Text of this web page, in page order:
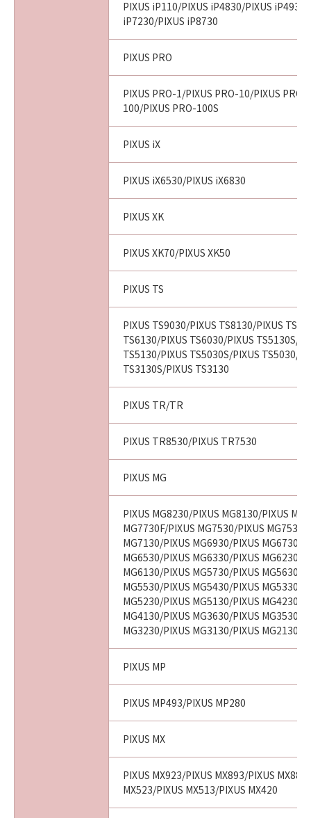
PIXUS iP110/PIXUS iP4830/PIXUS iP4930/
iP7230/PIXUS iP8730
PIXUS PRO
PIXUS PRO-1/PIXUS PRO-10/PIXUS PRO-
100/PIXUS PRO-100S
PIXUS iX
PIXUS iX6530/PIXUS iX6830
PIXUS XK
PIXUS XK70/PIXUS XK50
PIXUS TS
PIXUS TS9030/PIXUS TS8130/PIXUS
TS6130/PIXUS TS6030/PIXUS TS5130S/
TS5130/PIXUS TS5030S/PIXUS TS5030/
TS3130S/PIXUS TS3130
PIXUS TR/TR
PIXUS TR8530/PIXUS TR7530
PIXUS MG
PIXUS MG8230/PIXUS MG8130/PIXUS
MG7730F/PIXUS MG7530/PIXUS
MG7130/PIXUS MG6930/PIXUS MG6730/
MG6530/PIXUS MG6330/PIXUS MG6230/
MG6130/PIXUS MG5730/PIXUS MG5630/
MG5530/PIXUS MG5430/PIXUS MG5330/
MG5230/PIXUS MG5130/PIXUS MG4230/
MG4130/PIXUS MG3630/PIXUS MG3530/
MG3230/PIXUS MG3130/PIXUS MG2130
PIXUS MP
PIXUS MP493/PIXUS MP280
PIXUS MX
PIXUS MX923/PIXUS MX893/PIXUS
MX523/PIXUS MX513/PIXUS MX420